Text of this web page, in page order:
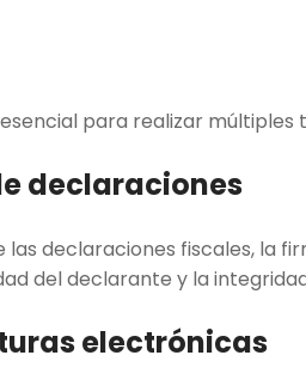
para realizar múltiples
declaraciones
las declaraciones fiscales, la
del declarante y la
electrónicas